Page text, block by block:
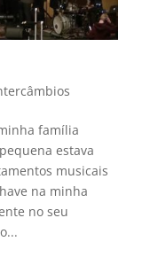
família
estava
musicais
na minha
no seu